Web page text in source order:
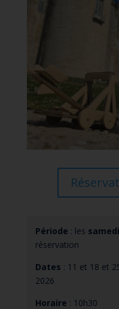
Période : les
réservation
Dates : 11 et 18 et
2026
Horaire : 10h30